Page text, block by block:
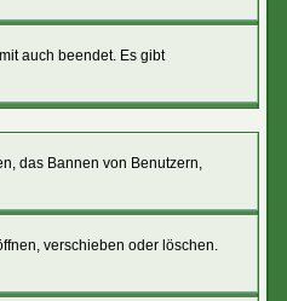
auch beendet. Es gibt
das Bannen von Benutzern,
verschieben oder löschen.